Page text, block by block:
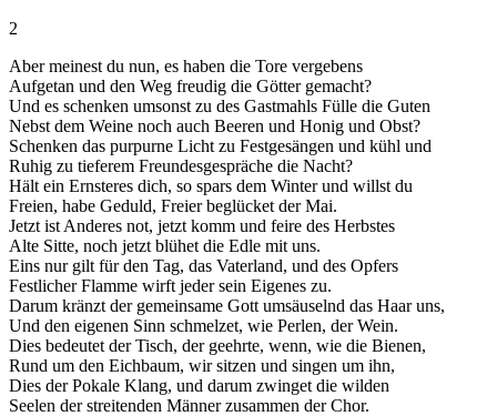
2
Aber meinest du nun, es haben die Tore vergebens
Aufgetan und den Weg freudig die Götter gemacht?
Und es schenken umsonst zu des Gastmahls Fülle die Guten
Nebst dem Weine noch auch Beeren und Honig und Obst?
Schenken das purpurne Licht zu Festgesängen und kühl und
Ruhig zu tieferem Freundesgespräche die Nacht?
Hält ein Ernsteres dich, so spars dem Winter und willst du
Freien, habe Geduld, Freier beglücket der Mai.
Jetzt ist Anderes not, jetzt komm und feire des Herbstes
Alte Sitte, noch jetzt blühet die Edle mit uns.
Eins nur gilt für den Tag, das Vaterland, und des Opfers
Festlicher Flamme wirft jeder sein Eigenes zu.
Darum kränzt der gemeinsame Gott umsäuselnd das Haar uns,
Und den eigenen Sinn schmelzet, wie Perlen, der Wein.
Dies bedeutet der Tisch, der geehrte, wenn, wie die Bienen,
Rund um den Eichbaum, wir sitzen und singen um ihn,
Dies der Pokale Klang, und darum zwinget die wilden
Seelen der streitenden Männer zusammen der Chor.